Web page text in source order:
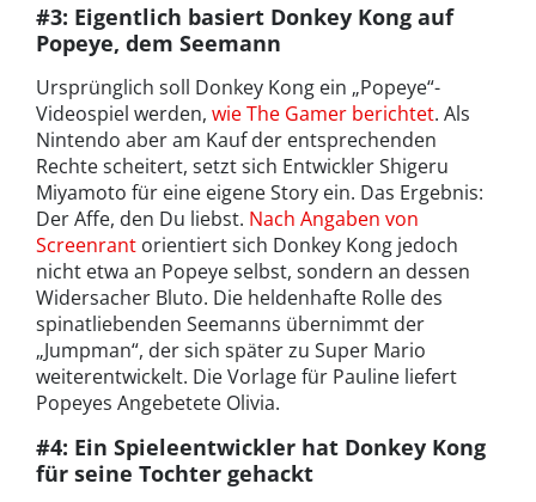
#3: Eigentlich basiert Donkey Kong auf
Popeye, dem Seemann
Ursprünglich soll Donkey Kong ein „Popeye“-
Videospiel werden, wie The Gamer berichtet. Als
Nintendo aber am Kauf der entsprechenden
Rechte scheitert, setzt sich Entwickler Shigeru
Miyamoto für eine eigene Story ein. Das Ergebnis:
Der Affe, den Du liebst. Nach Angaben von
Screenrant orientiert sich Donkey Kong jedoch
nicht etwa an Popeye selbst, sondern an dessen
Widersacher Bluto. Die heldenhafte Rolle des
spinatliebenden Seemanns übernimmt der
„Jumpman“, der sich später zu Super Mario
weiterentwickelt. Die Vorlage für Pauline liefert
Popeyes Angebetete Olivia.
#4: Ein Spieleentwickler hat Donkey Kong
für seine Tochter gehackt